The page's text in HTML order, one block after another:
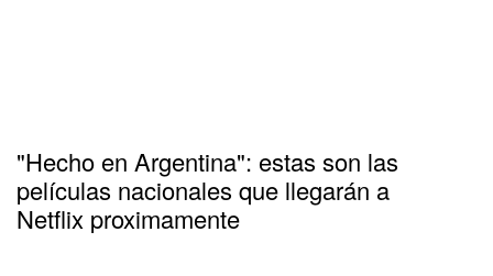
"Hecho en Argentina": estas son las
películas nacionales que llegarán a
Netflix proximamente